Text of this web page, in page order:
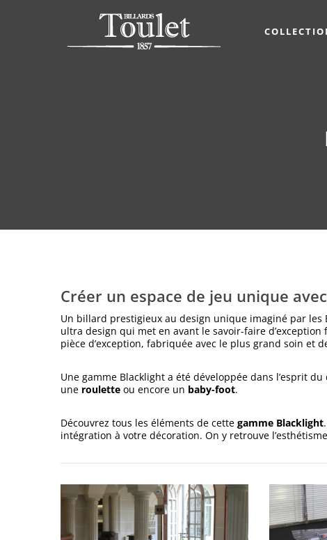
Créer un espace de jeu unique
Un billard prestigieux au design unique imaginé par
ultra design qui met en avant le savoir-faire d’exception
pièce d’exception, fabriquée avec le plus grand soin et
Une gamme Blacklight a été développée dans l’esprit
une roulette ou encore un baby-foot.
Découvrez tous les éléments de cette gamme Blacklight
intégration à votre décoration. On y retrouve